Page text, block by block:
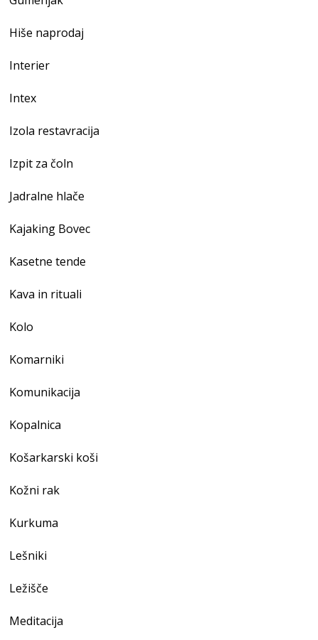
Hiše naprodaj
Interier
Intex
Izola restavracija
Izpit za čoln
Jadralne hlače
Kajaking Bovec
Kasetne tende
Kava in rituali
Kolo
Komarniki
Komunikacija
Kopalnica
Košarkarski koši
Kožni rak
Kurkuma
Lešniki
Ležišče
Meditacija